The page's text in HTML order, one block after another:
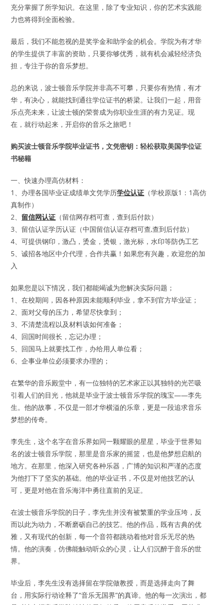
充分掌握了所学知识。在这里，除了专业知识，你的艺术实践能
力也将得到全面检验。
最后，我们不能忽视的是奖学金和助学金的机会。学院为有才华
的学生提供了丰富的资助，只要你够优秀，就有机会减轻经济负
担，专注于你的音乐梦想。
总的来说，波士顿音乐学院并非高不可攀，只要你有热情，有才
华，有决心，就能找到通往学位证书的桥梁。让我们一起，用音
乐点亮未来，让波士顿的荣誉成为你职业生涯的有力见证。现
在，就行动起来，开启你的音乐之旅吧！
购买波士顿音乐学院毕业证书，文凭密钥：轻松获取美国学位证
书秘籍
一、快速办理高仿材料：
1、办理各国毕业证成绩单文凭学历学位认证 （学校原版1：1高仿
真制作）
2、 留信网认证 （留信网存档可查，查到后付款）
3、留信认证学历认证（中国留信认证存档可查,查到后付款）
4、可提供钢印，激凸，烫金，烫银，激光标，水印等防伪工艺
5、诚招各地区中介代理，合作共赢！如果您有兴趣，欢迎您的加
入
如果您是以下情况，我们都能竭诚为您解决实际问题；
1、在校期间，因各种原因未能顺利毕业，拿不到官方毕业证；
2、面对父母的压力，希望尽快拿到；
3、不清楚流程以及材料该如何准备；
4、回国时间很长，忘记办理；
5、回国马上就要找工作，办给用人单位看；
6、企事业单位必须要求办理的；
在繁华的音乐殿堂中，有一位独特的艺术家正以其独特的光芒吸
引着人们的目光，他就是毕业于波士顿音乐学院的瑰宝——李先
生。他的故事，不仅是一部才华横溢的乐章，更是一段追求音乐
梦想的传奇。
李先生，这个名字在音乐界如同一颗耀眼的星星，毕业于世界知
名的波士顿音乐学院，那里是音乐家的摇篮，也是他梦想启航的
地方。在那里，他深入研究各种乐器，广博的知识和严谨的态度
为他打下了坚实的基础。他的毕业证书，不仅是对他技艺的认
可，更是对他在音乐海洋中勇往直前的见证。
在波士顿音乐学院的日子，李先生并没有被繁重的学业压垮，反
而以此为动力，不断磨砺自己的技艺。他的作品，既有古典的优
雅，又有现代的创新，每一个音符都跳动着他对音乐无尽的热
情。他的演奏，仿佛能触动听众的心灵，让人们沉醉于音乐的世
界。
毕业后，李先生没有选择留在学院做教授，而是选择走向了舞
台，用实际行动诠释了“音乐无国界”的真谛。他的每一次演出，都